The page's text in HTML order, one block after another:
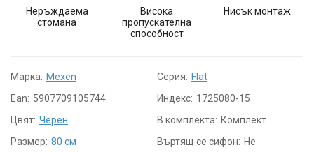
Неръждаема
стомана
Висока
пропускателна
способност
Нисък монтаж
Марка: Mexen Серия: Flat
Ean: 5907709105744 Индекс: 1725080-15
Цвят: Черен В комплекта: Комплект
Размер: 80 см Въртящ се сифон: Не